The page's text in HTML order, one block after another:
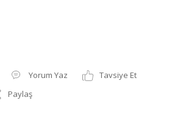
Yorum Yaz
Tavsiye Et
Paylaş